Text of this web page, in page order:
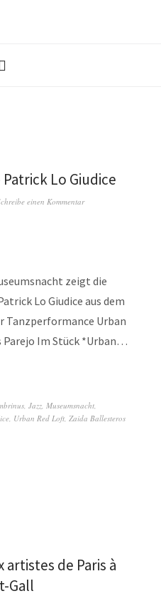
Lo Giudice
einen Kommentar
zeigt die
Lo Giudice aus dem
Tanzperformance Urban
Parejo Im Stück *Urban…
, Jazz, Museumsnacht,
, Urban Red Loft, Zaida Ballesteros
artistes de Paris à
Gall